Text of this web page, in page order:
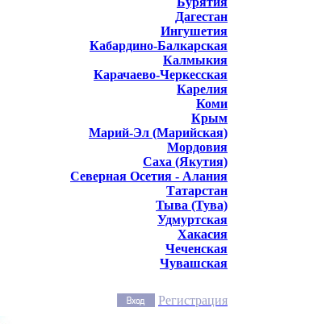
Дагестан
Ингушетия
Кабардино-Балкарская
Калмыкия
Карачаево-Черкесская
Карелия
Коми
Крым
Марий-Эл (Марийская)
Мордовия
Саха (Якутия)
Северная Осетия - Алания
Татарстан
Тыва (Тува)
Удмуртская
Хакасия
Чеченская
Чувашская
Регистрация